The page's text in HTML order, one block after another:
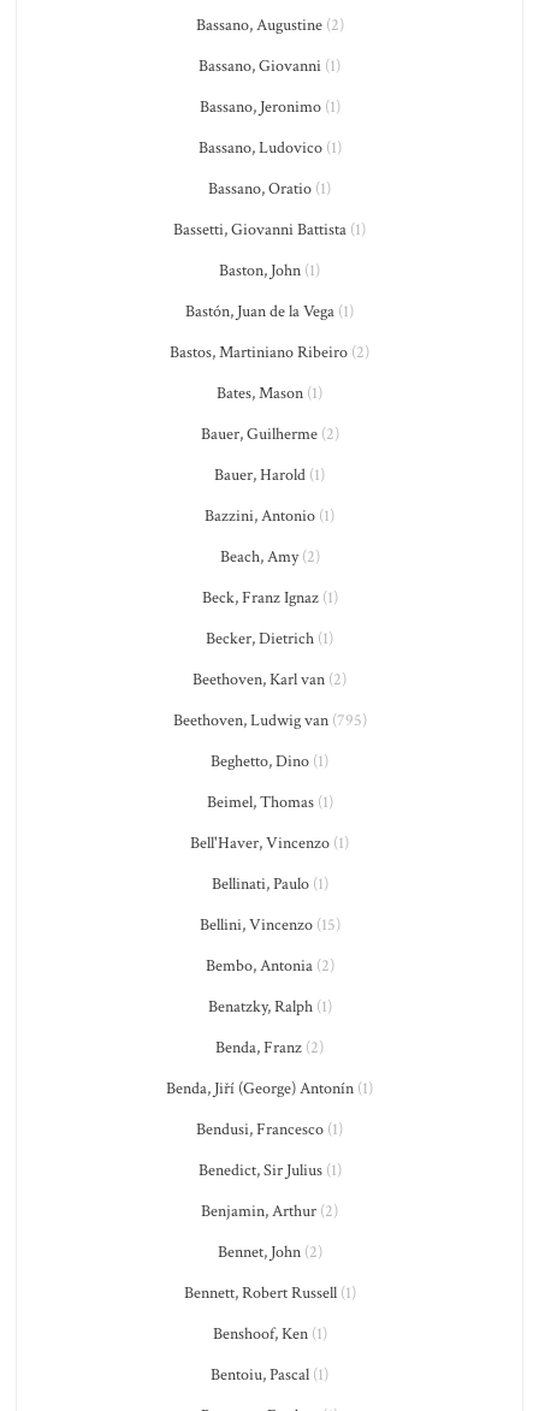
Bassano, Augustine(2)
Bassano, Giovanni (1)
Bassano, Jeronimo(1)
Bassano, Ludovico(1)
Bassano, Oratio (1)
Bassetti, Giovanni Battista (1)
Baston, John (1)
Bastón, Juan de la Vega (1)
Bastos, Martiniano Ribeiro (2)
Bates, Mason (1)
Bauer, Guilherme(2)
Bauer, Harold (1)
Bazzini, Antonio (1)
Beach, Amy(2)
Beck, Franz Ignaz(1)
Becker, Dietrich (1)
Beethoven, Karl van (2)
Beethoven, Ludwig van(795)
Beghetto, Dino (1)
Beimel, Thomas(1)
Bell'Haver, Vincenzo (1)
Bellinati, Paulo(1)
Bellini, Vincenzo(15)
Bembo, Antonia(2)
Benatzky, Ralph(1)
Benda, Franz (2)
Benda, Jiří (George) Antonín (1)
Bendusi, Francesco (1)
Benedict, Sir Julius(1)
Benjamin, Arthur (2)
Bennet, John(2)
Bennett, Robert Russell(1)
Benshoof, Ken(1)
Bentoiu, Pascal (1)